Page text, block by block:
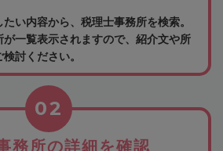
い内容から、税理士事務所を検索。
一覧表示されますので、紹介文や所
討ください。
務所の詳細を確認
02